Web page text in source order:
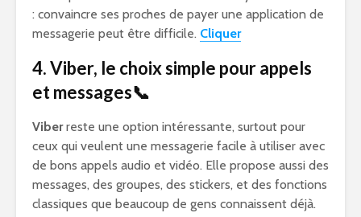
: convaincre ses proches de payer une application de
messagerie peut être difficile. Cliquer
4. Viber, le choix simple pour appels
et messages📞
Viberreste une option intéressante, surtout pour
ceux qui veulent une messagerie facile à utiliser avec
de bons appels audio et vidéo. Elle propose aussi des
messages, des groupes, des stickers, et des fonctions
classiques que beaucoup de gens connaissent déjà.